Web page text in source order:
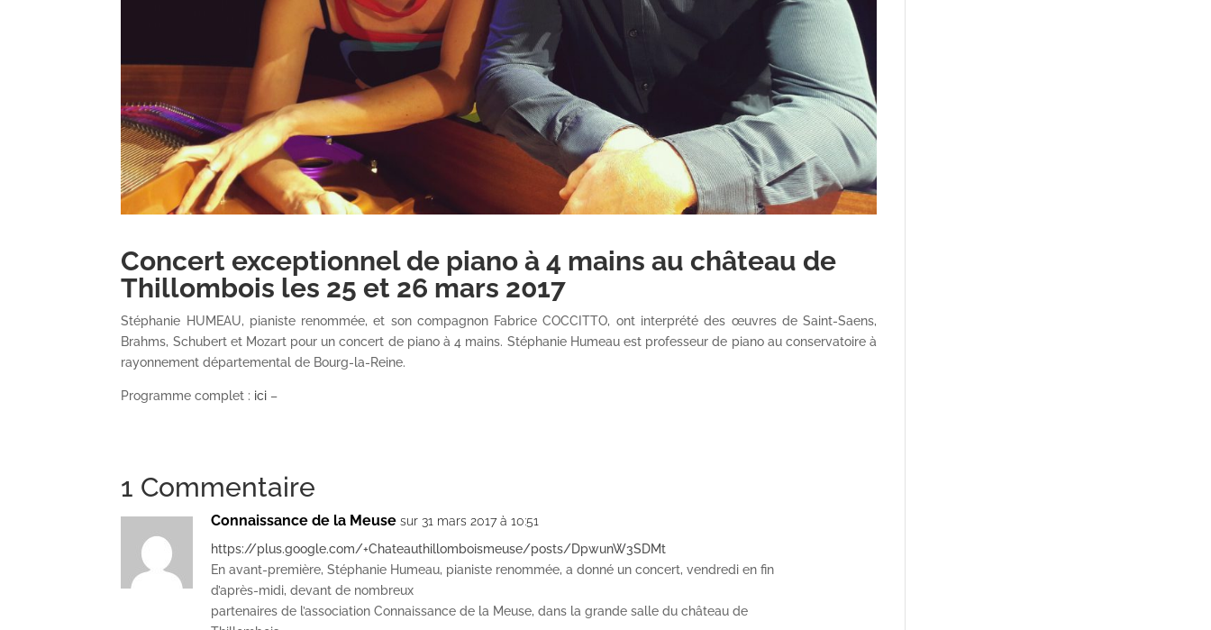
Concert exceptionnel de piano à 4 mains au château de
Thillombois les 25 et 26 mars 2017
Stéphanie HUMEAU, pianiste renommée, et son compagnon Fabrice COCCITTO, ont interprété des œuvres de Saint-Saens,
Brahms, Schubert et Mozart pour un concert de piano à 4 mains. Stéphanie Humeau est professeur de piano au conservatoire à
rayonnement départemental de Bourg-la-Reine.
Programme complet : ici –
1 Commentaire
Connaissance de la Meuse sur 31 mars 2017 à 10:51
https://plus.google.com/+Chateauthillomboismeuse/posts/DpwunW3SDMt
En avant-première, Stéphanie Humeau, pianiste renommée, a donné un concert, vendredi en fin
d’après-midi, devant de nombreux
partenaires de l’association Connaissance de la Meuse, dans la grande salle du château de